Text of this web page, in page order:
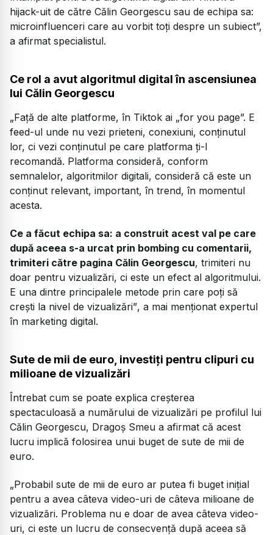
hijack-uit de către Călin Georgescu sau de echipa sa:
microinfluenceri care au vorbit toți despre un subiect”,
a afirmat specialistul.
Ce rol a avut algoritmul digital în ascensiunea
lui Călin Georgescu
„Față de alte platforme, în Tiktok ai „for you page”. E
feed-ul unde nu vezi prieteni, conexiuni, conținutul
lor, ci vezi conținutul pe care platforma ți-l
recomandă. Platforma consideră, conform
semnalelor, algoritmilor digitali, consideră că este un
conținut relevant, important, în trend, în momentul
acesta.
Ce a făcut echipa sa: a construit acest val pe care
după aceea s-a urcat prin bombing cu comentarii,
trimiteri către pagina Călin Georgescu, trimiteri nu
doar pentru vizualizări, ci este un efect al algoritmului.
E una dintre principalele metode prin care poți să
crești la nivel de vizualizări”, a mai menționat expertul
în marketing digital.
Sute de mii de euro, investiți pentru clipuri cu
milioane de vizualizări
Întrebat cum se poate explica creșterea
spectaculoasă a numărului de vizualizări pe profilul lui
Călin Georgescu, Dragoș Smeu a afirmat că acest
lucru implică folosirea unui buget de sute de mii de
euro.
„Probabil sute de mii de euro ar putea fi buget inițial
pentru a avea câteva video-uri de câteva milioane de
vizualizări. Problema nu e doar de avea câteva video-
uri, ci este un lucru de consecvență după aceea să